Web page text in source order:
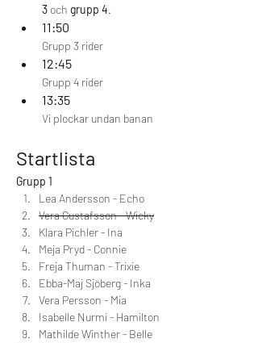
3 och grupp 4.
11:50
Grupp 3 rider
12:45
Grupp 4 rider
13:35
Vi plockar undan banan
Startlista
Grupp 1
Lea Andersson - Echo
Vera Gustafsson - Wicky
Klara Pichler - Ina
Meja Pryd - Connie
Freja Thuman - Trixie
Ebba-Maj Sjöberg - Inka
Vera Persson - Mia
Isabelle Nurmi - Hamilton
Mathilde Winther - Belle